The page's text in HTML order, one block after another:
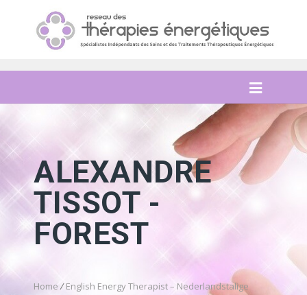
ALEXANDRE
TISSOT -
FOREST
Home / English Energy Therapist – Nederlandstalige